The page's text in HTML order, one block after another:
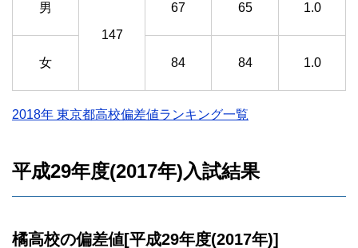
男
147
67 65 1.0
女 84 84 1.0
2018年 東京都高校偏差値ランキング一覧
平成29年度(2017年)入試結果
橘高校の偏差値[平成29年度(2017年)]